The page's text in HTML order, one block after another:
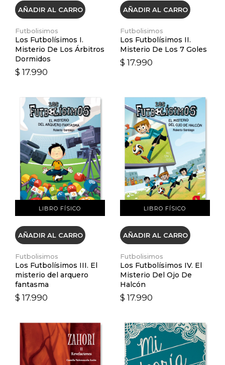
AÑADIR AL CARRO
Futbolisimos
Los Futbolísimos I.
Misterio De Los Árbitros
Dormidos
$ 17.990
AÑADIR AL CARRO
Futbolisimos
Los Futbolísimos II.
Misterio De Los 7 Goles
$ 17.990
LIBRO FÍSICO
VER DETALLES
AÑADIR AL CARRO
Futbolisimos
Los Futbolísimos III. El
misterio del arquero
fantasma
$ 17.990
LIBRO FÍSICO
VER DETALLES
AÑADIR AL CARRO
Futbolisimos
Los Futbolísimos IV. El
Misterio Del Ojo De
Halcón
$ 17.990